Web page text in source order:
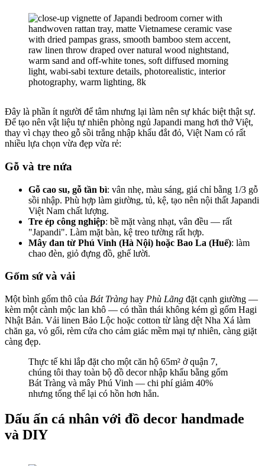
Đây là phần ít người để tâm nhưng lại làm nên sự khác biệt thật sự.
Để tạo nên vật liệu tự nhiên phòng ngủ Japandi mang hơi thở Việt,
thay vì chạy theo gỗ sồi trắng nhập khẩu đắt đỏ, Việt Nam có rất
nhiều lựa chọn vừa đẹp vừa rẻ:
Gỗ và tre nứa
Gỗ cao su, gỗ tần bì: vân nhẹ, màu sáng, giá chỉ bằng 1/3 gỗ
sồi nhập. Phù hợp làm giường, tủ, kệ, tạo nên nội thất Japandi
Việt Nam chất lượng.
Tre ép công nghiệp: bề mặt vàng nhạt, vân đều — rất
"Japandi". Làm mặt bàn, kệ treo tường rất hợp.
Mây đan từ Phú Vinh (Hà Nội) hoặc Bao La (Huế): làm
chao đèn, giỏ đựng đồ, ghế lười.
Gốm sứ và vải
Một bình gốm thô của Bát Tràng hay Phù Lãng đặt cạnh giường —
kèm một cành mộc lan khô — có thần thái không kém gì gốm Hagi
Nhật Bản. Vải linen Bảo Lộc hoặc cotton từ làng dệt Nha Xá làm
chăn ga, vỏ gối, rèm cửa cho cảm giác mềm mại tự nhiên, càng giặt
càng đẹp.
Thực tế khi lắp đặt cho một căn hộ 65m² ở quận 7,
chúng tôi thay toàn bộ đồ decor nhập khẩu bằng gốm
Bát Tràng và mây Phú Vinh — chi phí giảm 40%
nhưng tổng thể lại có hồn hơn hẳn.
Dấu ấn cá nhân với đồ decor handmade
và DIY